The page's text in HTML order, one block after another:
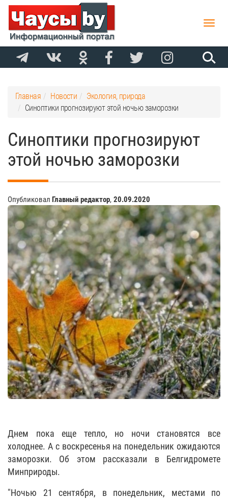
Toggle
Главная Новости
Экология, природа
Синоптики прогнозируют этой ночью заморозки
Синоптики прогнозируют
этой ночью заморозки
Опубликовал Главный редактор, 20.09.2020
Днем пока еще тепло, но ночи становятся все
холоднее. А с воскресенья на понедельник ожидаются
заморозки. Об этом рассказали в Белгидромете
Минприроды.
"Ночью 21 сентября, в понедельник, местами по